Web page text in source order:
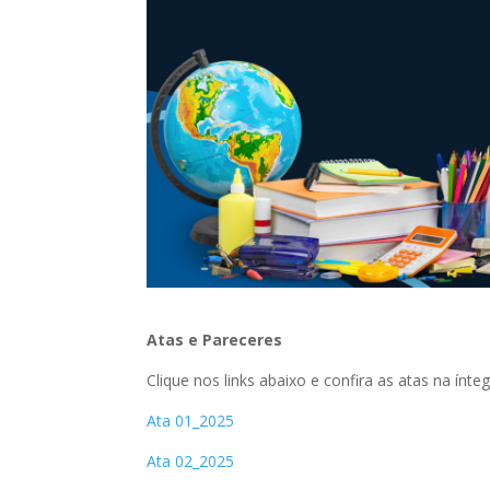
Atas e Pareceres
Clique nos links abaixo e confira as atas na
Ata 01_2025
Ata 02_2025